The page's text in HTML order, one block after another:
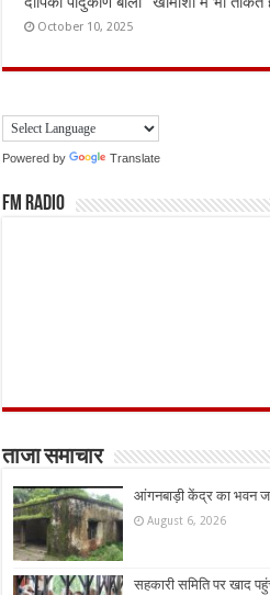
October 10, 2025
Powered by Translate
FM Radio
ताजा समाचार
आंगनबाड़ी केंद्र का भवन
August 6, 2026
सहकारी समिति पर खाद